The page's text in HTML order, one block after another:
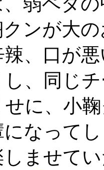
ンが大
、口が
、同じ
に、小
なって
しませて